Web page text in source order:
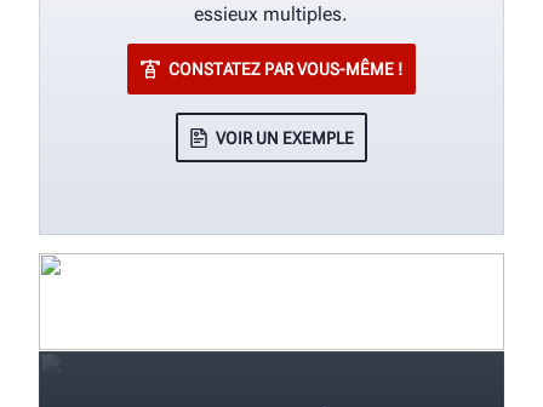
essieux multiples.
CONSTATEZ PAR VOUS-MÊME !
VOIR UN EXEMPLE